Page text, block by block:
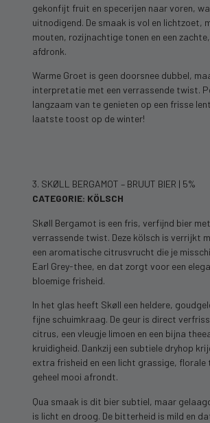
gekonfijt fruit en specerijen naar voren,
uitnodigend. De smaak is vol en lichtzoet,
mouten, rozijnachtige tonen en een
afdronk.
Warme Groet is geen doorsnee dubbel,
interpretatie met een verrassende twist.
langzaam van te genieten op een frisse
laatste toost op de winter!
3. SKØLL BERGAMOT – BRUUT BIER | 5%
CATEGORIE: KÖLSCH
Skøll Bergamot is een fris, verfijnd bier
verrassende twist. Deze kölsch is verrijkt
een aromatische citrusvrucht die je
Earl Grey-thee, en dat zorgt voor een
bloemige frisheid.
In het glas heeft Skøll een heldere,
fijne schuimkraag. De geur is direct
citrus, een vleugje limoen en een bijna
kruidigheid. Dankzij een subtiele dryhop
extra frisheid en een licht grassige,
geheel mooi afrondt.
Qua smaak is dit bier subtiel, maar
is licht en droog. De bitterheid is mild en